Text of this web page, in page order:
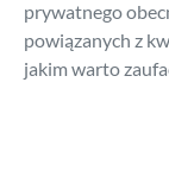
prywatnego
powiązanych z
jakim warto